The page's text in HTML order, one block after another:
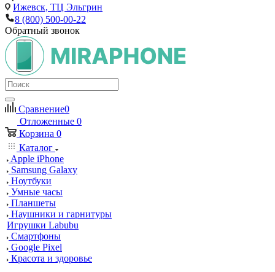
Ижевск, ТЦ Эльгрин
8 (800) 500-00-22
Обратный звонок
Сравнение0
Отложенные 0
Корзина 0
Каталог
Apple iPhone
Samsung Galaxy
Ноутбуки
Умные часы
Планшеты
Наушники и гарнитуры
Игрушки Labubu
Смартфоны
Google Pixel
Красота и здоровье